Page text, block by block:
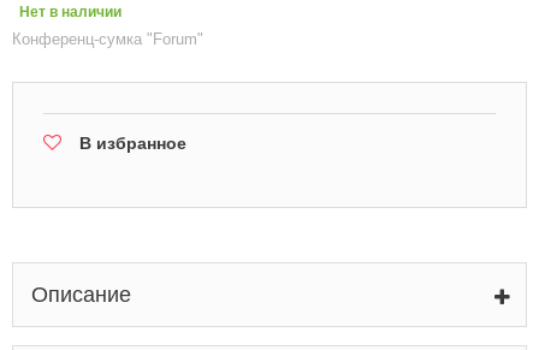
Нет в наличии
Конференц-сумка "Forum"
В избранное
Описание